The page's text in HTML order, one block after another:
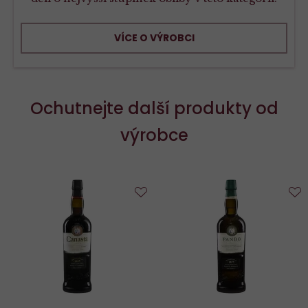
VÍCE O VÝROBCI
Ochutnejte další produkty od
výrobce